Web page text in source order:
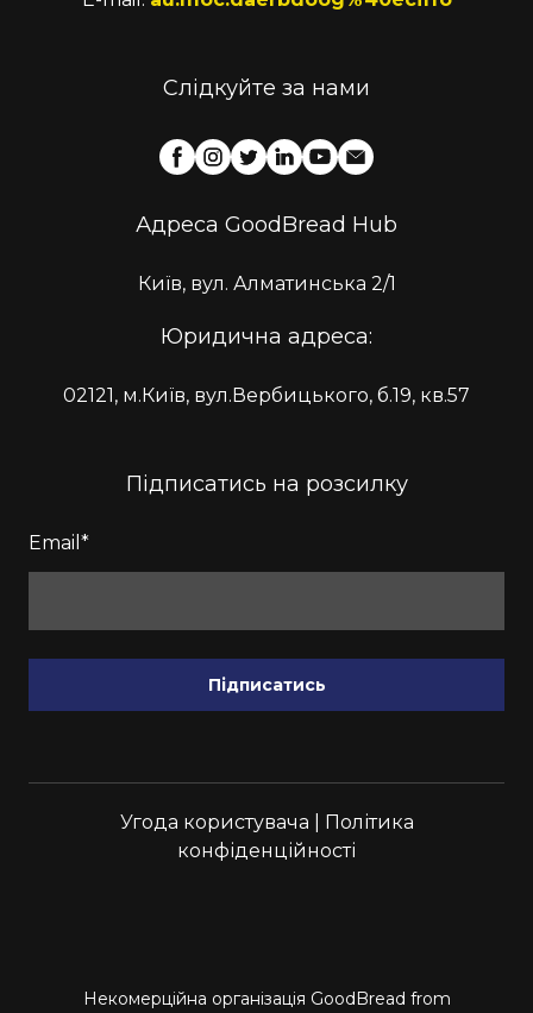
Слідкуйте за нами
Адреса GoodBread Hub
Київ, вул. Алматинська 2/1
Юридична адреса:
02121, м.Київ, вул.Вербицького, б.19, кв.57
Підписатись на розсилку
Email *
Підписатись
Угода користувача
Політика
конфіденційності
Некомерційна організація GoodBread from